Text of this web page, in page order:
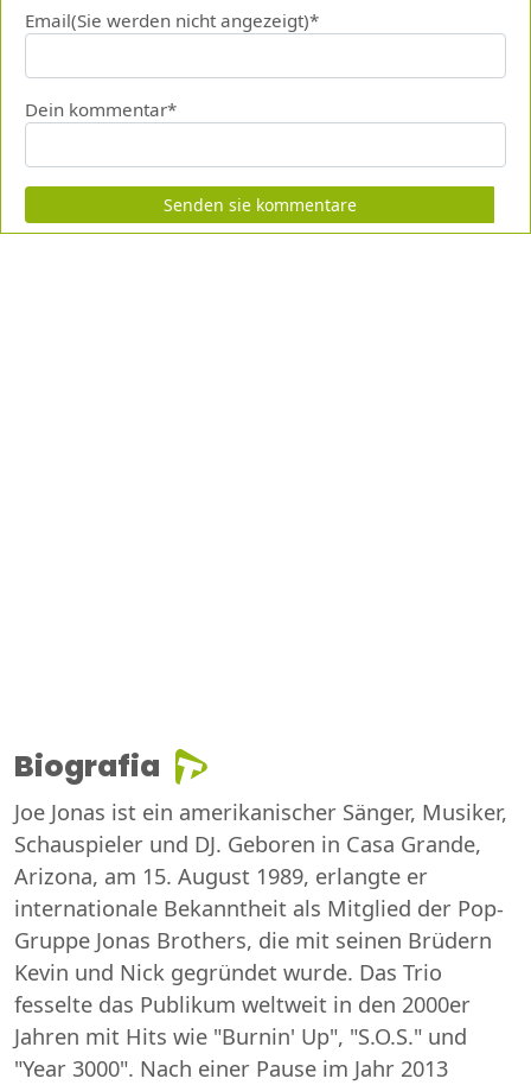
Email(Sie werden nicht angezeigt)*
Dein kommentar*
Senden sie kommentare
Biografia
Joe Jonas ist ein amerikanischer Sänger, Musiker,
Schauspieler und DJ. Geboren in Casa Grande,
Arizona, am 15. August 1989, erlangte er
internationale Bekanntheit als Mitglied der Pop-
Gruppe Jonas Brothers, die mit seinen Brüdern
Kevin und Nick gegründet wurde. Das Trio
fesselte das Publikum weltweit in den 2000er
Jahren mit Hits wie "Burnin' Up", "S.O.S." und
"Year 3000". Nach einer Pause im Jahr 2013